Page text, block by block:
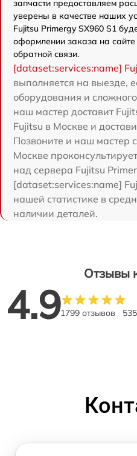
запчасти предоставляем
уверены в качестве наших
Fujitsu Primergy SX960 S1
оформлении заказа на
обратной связи.
[dataset:services:name]
выполняется на выезде,
оборудования и
наш мастер доставит
Fujitsu в Москве и
Позвоните и наш мастер
Москве
над сервера Fujitsu
[dataset:services:name]
нашей статистике в
наличии деталей.
Отзывы
4.91799 отзывов